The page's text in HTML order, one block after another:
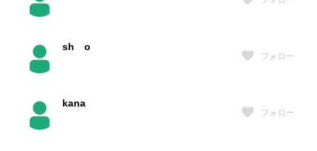
sh o
フォロー
kana
フォロー